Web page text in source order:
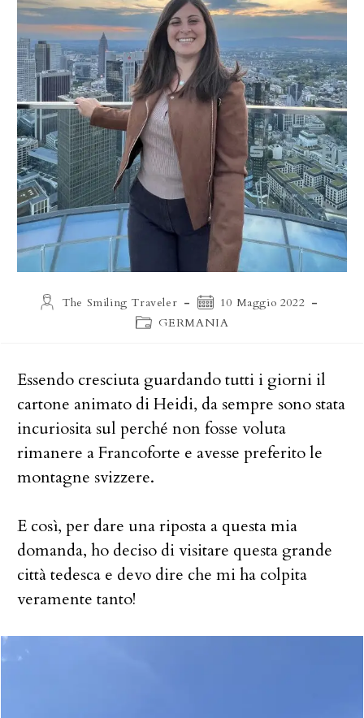
AutoreThe Smiling Traveler
Articolo
pubblicato:
10 Maggio 2022
Categoria
GERMANIA
Essendo cresciuta guardando tutti i giorni il
cartone animato di Heidi, da sempre sono stata
incuriosita sul perché non fosse voluta
rimanere a Francoforte e avesse preferito le
montagne svizzere.
E così, per dare una riposta a questa mia
domanda, ho deciso di visitare questa grande
città tedesca e devo dire che mi ha colpita
veramente tanto!